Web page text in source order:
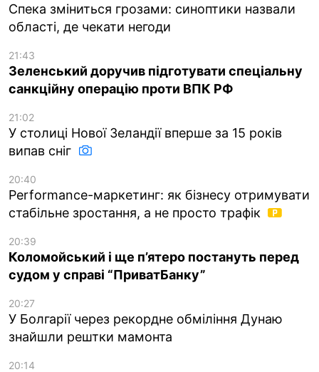
Спека зміниться грозами: синоптики назвали
області, де чекати негоди
21:43
Зеленський доручив підготувати спеціальну
санкційну операцію проти ВПК РФ
21:02
У столиці Нової Зеландії вперше за 15 років
випав сніг
20:40
Performance-маркетинг: як бізнесу отримувати
стабільне зростання, а не просто трафік
20:39
Коломойський і ще п’ятеро постануть перед
судом у справі “ПриватБанку”
20:27
У Болгарії через рекордне обміління Дунаю
знайшли рештки мамонта
20:14